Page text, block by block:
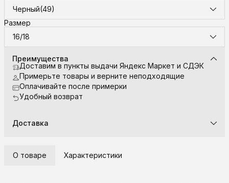
Черный(49)
Размер
16/18
Преимущества
Доставим в пункты выдачи Яндекс Маркет и СДЭК
Примерьте товары и верните неподходящие
Оплачивайте после примерки
Удобный возврат
Доставка
О товаре Характеристики